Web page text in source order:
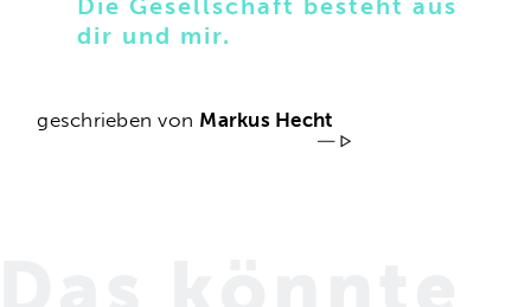
Die Gesellschaft besteht aus
dir und mir.
geschrieben von Markus Hecht